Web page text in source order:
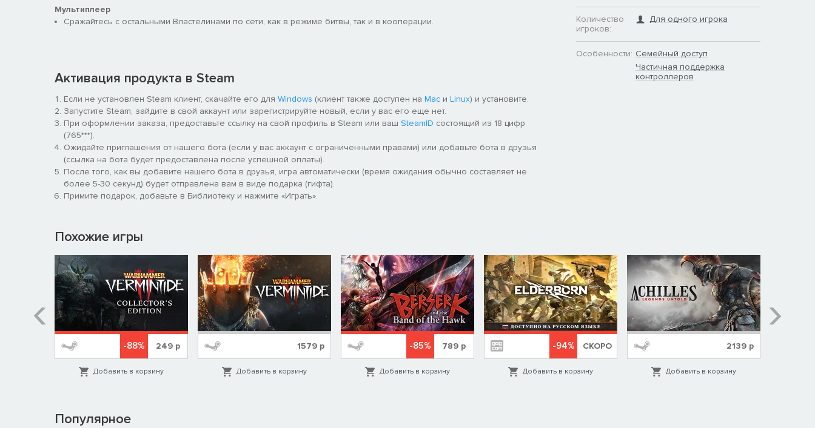
Мультиплеер
Сражайтесь с остальными Властелинами по сети, как в режиме битвы, так и в кооперации.
Активация продукта в Steam
Если не установлен Steam клиент, скачайте его для Windows (клиент также доступен на Mac и Linux) и установите.
Запустите Steam, зайдите в свой аккаунт или зарегистрируйте новый, если у вас его еще нет.
При оформлении заказа, предоставьте ссылку на свой профиль в Steam или ваш SteamID состоящий из 18 цифр
(765***).
Ожидайте приглашения от нашего бота (если у вас аккаунт с ограниченными правами) или добавьте бота в друзья
(ссылка на бота будет предоставлена после успешной оплаты).
После того, как вы добавите нашего бота в друзья, игра автоматически (время ожидания обычно составляет не
более 5-30 секунд) будет отправлена вам в виде подарка (гифта).
Примите подарок, добавьте в Библиотеку и нажмите «Играть».
Количество
игроков:
Для одного игрока
Особенности: Семейный доступ
Частичная поддержка
контроллеров
Похожие игры
-88% 249р
Добавить в корзину
1579 р
Добавить в корзину
-85% 789 р
Добавить в корзину
-94% СКОРО
Добавить в корзину
2139 р
Добавить в корзину
Популярное